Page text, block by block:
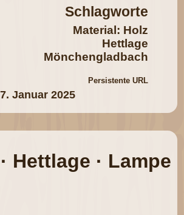
Januar 2025
Schlagworte
Material: Holz
Hettlage
Mönchengladbach
Persistente URL
Hettlage · Lampe